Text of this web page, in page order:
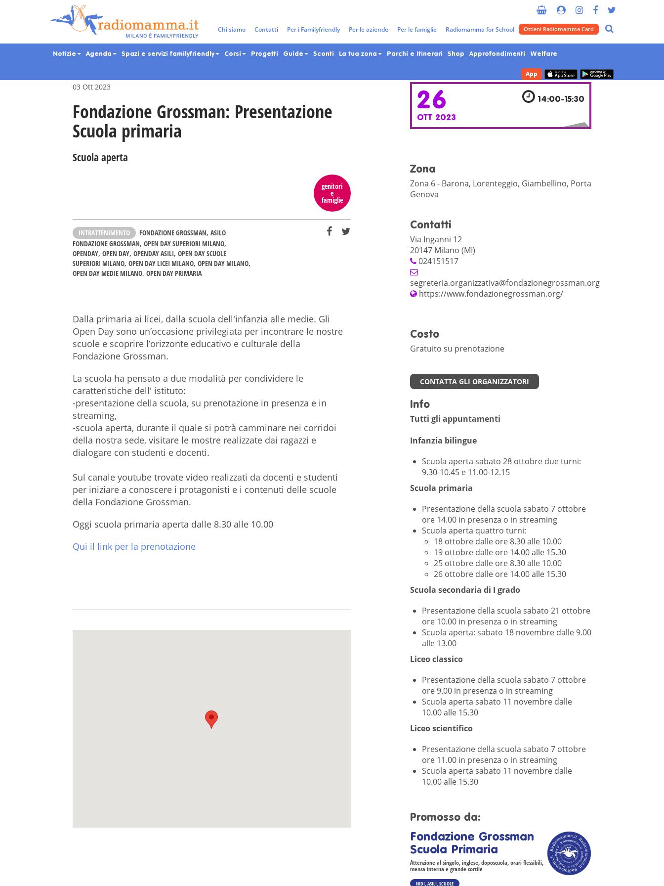
Chi siamo Contatti Per i Familyfriendly Per le aziende Per le famiglie Radiomamma for School Ottieni Radiomamma Card
Notizie Agenda Spazi e servizi familyfriendly Corsi Progetti Guide Sconti La tua zona Parchi e Itinerari Shop Approfondimenti Welfare
App
Eventi per bambini, ragazzi e adolescenti nella Città Metropolitana di Milano
03 Ott 2023
Fondazione Grossman: Presentazione
Scuola primaria
Scuola aperta
genitori
e
famiglie
INTRATTENIMENTO FONDAZIONE GROSSMAN ASILO
FONDAZIONE GROSSMAN OPEN DAY SUPERIORI MILANO
OPENDAY OPEN DAY OPENDAY ASILI OPEN DAY SCUOLE
SUPERIORI MILANO OPEN DAY LICEI MILANO OPEN DAY MILANO
OPEN DAY MEDIE MILANO OPEN DAY PRIMARIA
Dalla primaria ai licei, dalla scuola dell'infanzia alle medie. Gli
Open Day sono un’occasione privilegiata per incontrare le nostre
scuole e scoprire l’orizzonte educativo e culturale della
Fondazione Grossman.
La scuola ha pensato a due modalità per condividere le
caratteristiche dell' istituto:
-presentazione della scuola, su prenotazione in presenza e in
streaming,
-scuola aperta, durante il quale si potrà camminare nei corridoi
della nostra sede, visitare le mostre realizzate dai ragazzi e
dialogare con studenti e docenti.
Sul canale youtube trovate video realizzati da docenti e studenti
per iniziare a conoscere i protagonisti e i contenuti delle scuole
della Fondazione Grossman.
Oggi scuola primaria aperta dalle 8.30 alle 10.00
Qui il link per la prenotazione
26
OTT 2023
14:00-15:30
Zona
Zona 6 - Barona, Lorenteggio, Giambellino, Porta
Genova
Contatti
Via Inganni 12
20147 Milano (MI)
024151517
segreteria.organizzativa@fondazionegrossman.org
https://www.fondazionegrossman.org/
Costo
Gratuito su prenotazione
CONTATTA GLI ORGANIZZATORI
Info
Tutti gli appuntamenti
Infanzia bilingue
Scuola aperta sabato 28 ottobre due turni:
9.30-10.45 e 11.00-12.15
Scuola primaria
Presentazione della scuola sabato 7 ottobre
ore 14.00 in presenza o in streaming
Scuola aperta quattro turni:
18 ottobre dalle ore 8.30 alle 10.00
19 ottobre dalle ore 14.00 alle 15.30
25 ottobre dalle ore 8.30 alle 10.00
26 ottobre dalle ore 14.00 alle 15.30
Scuola secondaria di I grado
Presentazione della scuola sabato 21 ottobre
ore 10.00 in presenza o in streaming
Scuola aperta: sabato 18 novembre dalle 9.00
alle 13.00
Liceo classico
Presentazione della scuola sabato 7 ottobre
ore 9.00 in presenza o in streaming
Scuola aperta sabato 11 novembre dalle
10.00 alle 15.30
Liceo scientifico
Presentazione della scuola sabato 7 ottobre
ore 11.00 in presenza o in streaming
Scuola aperta sabato 11 novembre dalle
10.00 alle 15.30
Promosso da:
Fondazione Grossman
Scuola Primaria
Attenzione al singolo, inglese, doposcuola, orari flessibili,
mensa interna e grande cortile
NIDI, ASILI, SCUOLE